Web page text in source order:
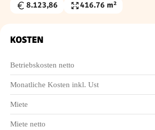
Gesamtmiete
8.123,86
Nutzfläche
416.76 m²
KOSTEN
Betriebskosten netto
Monatliche Kosten inkl. Ust
Miete
Miete netto